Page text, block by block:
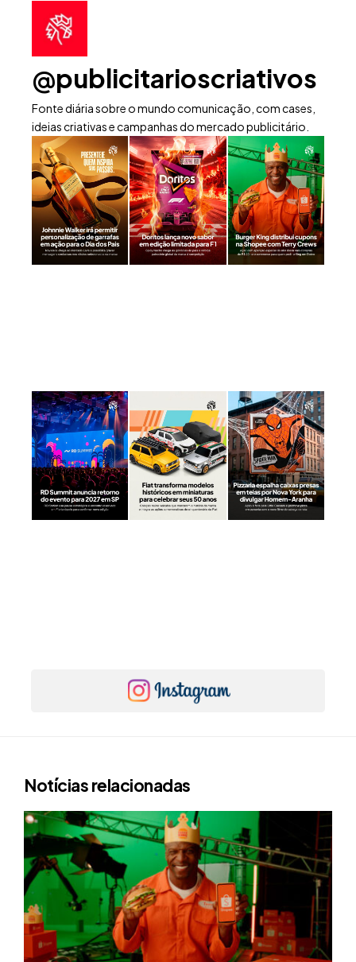
@publicitarioscriativos
Fonte diária sobre o mundo comunicação, com cases,
ideias criativas e campanhas do mercado publicitário.
Notícias relacionadas